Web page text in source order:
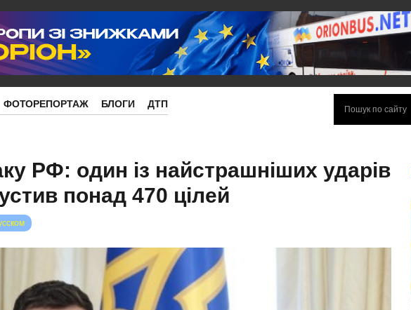
ФОТОРЕПОРТАЖ БЛОГИ ДТП
РФ: один із найстрашніших ударів
понад 470 цілей